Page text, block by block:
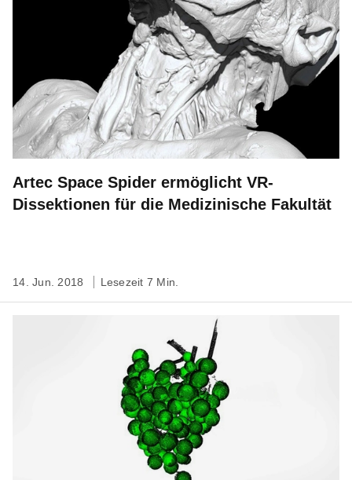
Artec Space Spider ermöglicht VR-
Dissektionen für die Medizinische Fakultät
14. Jun. 2018 Lesezeit 7 Min.